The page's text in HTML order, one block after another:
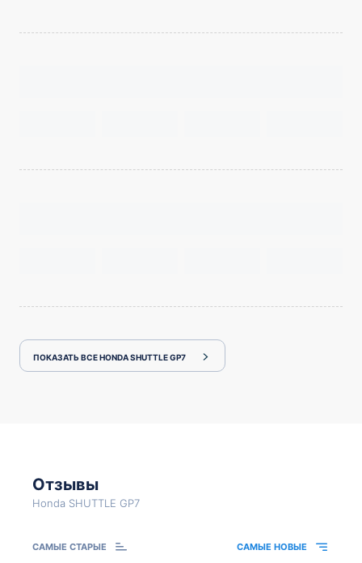
ПОКАЗАТЬ ВСЕ HONDA SHUTTLE GP7
Отзывы
Honda SHUTTLE GP7
САМЫЕ СТАРЫЕ САМЫЕ НОВЫЕ